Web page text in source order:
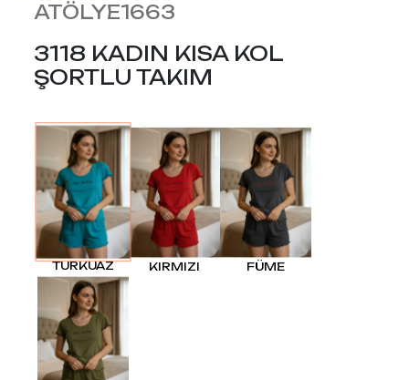
ATÖLYE1663
3118 KADIN KISA KOL
ŞORTLU TAKIM
TURKUAZ KIRMIZI FÜME